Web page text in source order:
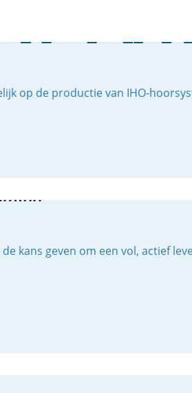
op de productie van IHO-
kans geven om een vol, actief